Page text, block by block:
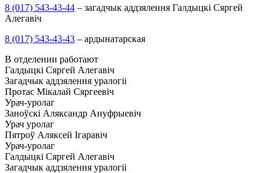
8 (017) 543-43-44 – загадчык аддзялення Галдыцкі Сяргей
Алегавіч
8 (017) 543-43-43 – ардынатарская
В отделении работают
Галдыцкі Сяргей Алегавіч
Загадчык аддзялення уралогіі
Протас Мікалай Сяргеевіч
Урач-уролаг
Заноўскі Аляксандр Ануфрыевіч
Урач уролаг
Пятроў Аляксей Ігаравіч
Урач-уролаг
Галдыцкі Сяргей Алегавіч
Загадчык аддзялення уралогіі